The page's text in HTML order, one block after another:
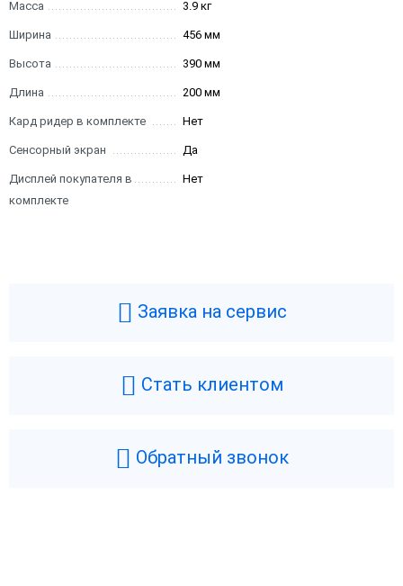
Масса 3.9 кг
Ширина 456 мм
Высота 390 мм
Длина 200 мм
Кард ридер в комплекте Нет
Сенсорный экран Да
Дисплей покупателя в
комплекте
Нет
Заявка на сервис
Стать клиентом
Обратный звонок